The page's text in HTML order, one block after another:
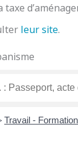
leur site.
Travail - Formation